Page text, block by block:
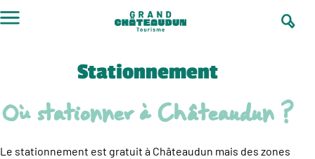
au
Stationnement
Où stationner à Châteaudun ?
Le stationnement est gratuit à Châteaudun mais des zones